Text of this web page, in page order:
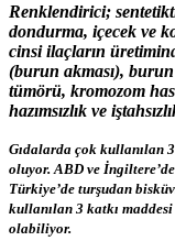
Renklendirici;
dondurma, içecek ve
cinsi ilaçların
(burun akması),
tümörü, kromozom
hazımsızlık ve
Gıdalarda çok kullanılan
oluyor. ABD ve
Türkiye’de turşudan
kullanılan 3 katkı
olabiliyor.